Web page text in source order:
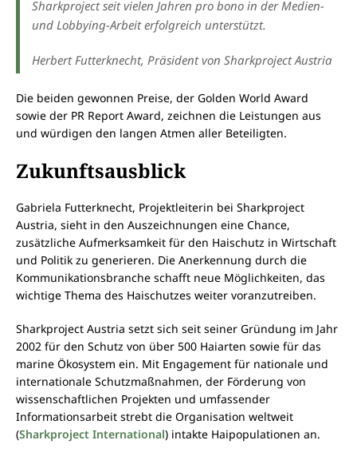
Sharkproject seit vielen Jahren pro bono in der Medien-
und Lobbying-Arbeit erfolgreich unterstützt.
Herbert Futterknecht, Präsident von Sharkproject Austria
Die beiden gewonnen Preise, der Golden World Award
sowie der PR Report Award, zeichnen die Leistungen aus
und würdigen den langen Atmen aller Beteiligten.
Zukunftsausblick
Gabriela Futterknecht, Projektleiterin bei Sharkproject
Austria, sieht in den Auszeichnungen eine Chance,
zusätzliche Aufmerksamkeit für den Haischutz in Wirtschaft
und Politik zu generieren. Die Anerkennung durch die
Kommunikationsbranche schafft neue Möglichkeiten, das
wichtige Thema des Haischutzes weiter voranzutreiben.
Sharkproject Austria setzt sich seit seiner Gründung im Jahr
2002 für den Schutz von über 500 Haiarten sowie für das
marine Ökosystem ein. Mit Engagement für nationale und
internationale Schutzmaßnahmen, der Förderung von
wissenschaftlichen Projekten und umfassender
Informationsarbeit strebt die Organisation weltweit
(Sharkproject International) intakte Haipopulationen an.